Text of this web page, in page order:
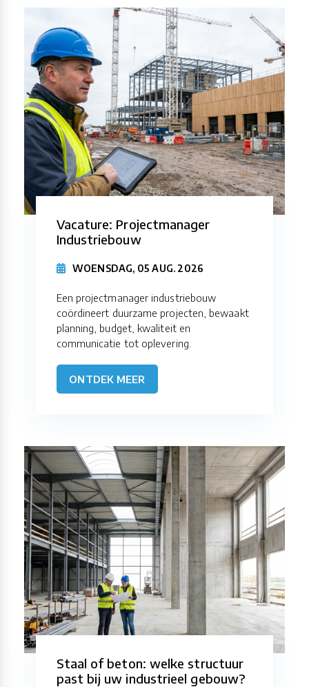
Vacature: Projectmanager
Industriebouw
WOENSDAG, 05 AUG. 2026
Een projectmanager industriebouw
coördineert duurzame projecten, bewaakt
planning, budget, kwaliteit en
communicatie tot oplevering.
ONTDEK MEER
Staal of beton: welke structuur
past bij uw industrieel gebouw?